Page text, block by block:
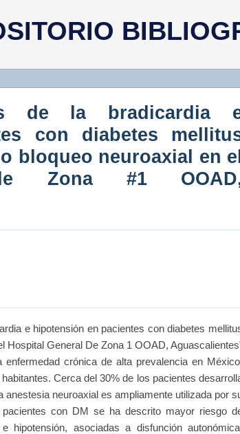
de la bradicardia e
a cirugías bajo
#1 OOAD,
de la bradicardia
con diabetes
bloqueo neuroaxial en
Zona #1
e hipotensión en pacientes con diabetes
General De Zona 1 OOAD,
crónica de alta prevalencia en
Cerca del 30% de los pacientes
neuroaxial es ampliamente utilizada por
con DM se ha descrito mayor riesgo
hipotensión, asociadas a disfunción